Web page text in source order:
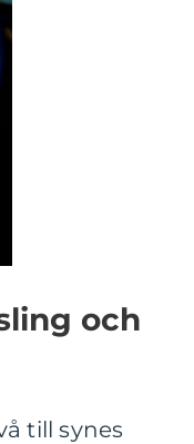
och
till synes